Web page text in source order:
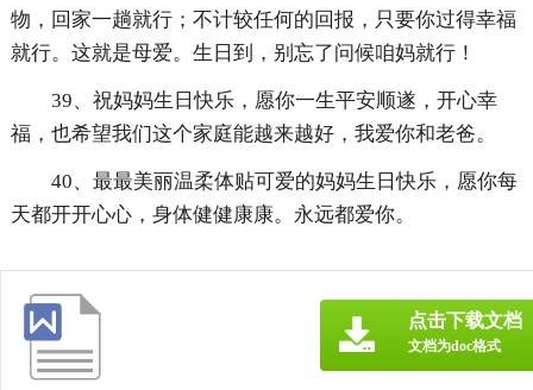
物，回家一趟就行；不计较任何的回报，只要你过得幸福
就行。这就是母爱。生日到，别忘了问候咱妈就行！
39、祝妈妈生日快乐，愿你一生平安顺遂，开心幸
福，也希望我们这个家庭能越来越好，我爱你和老爸。
40、最最美丽温柔体贴可爱的妈妈生日快乐，愿你每
天都开开心心，身体健健康康。永远都爱你。
点击下载文档
文档为doc格式